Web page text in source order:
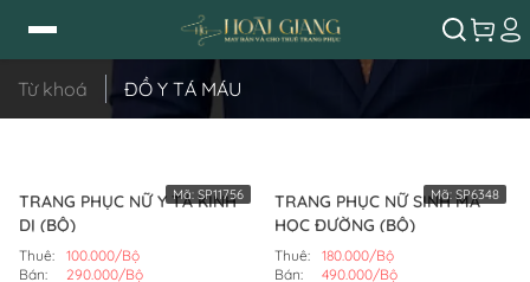
Từ khoá ĐỒ Y TÁ MÁU
TRANG PHỤC NỮ Y TÁ KINH
DỊ (BỘ)
Thuê:
100.000/Bộ
Bán:
290.000/Bộ
Mã: SP11756
TRANG PHỤC NỮ SINH MA
HỌC ĐƯỜNG (BỘ)
Thuê:
180.000/Bộ
Bán:
490.000/Bộ
Mã: SP6348